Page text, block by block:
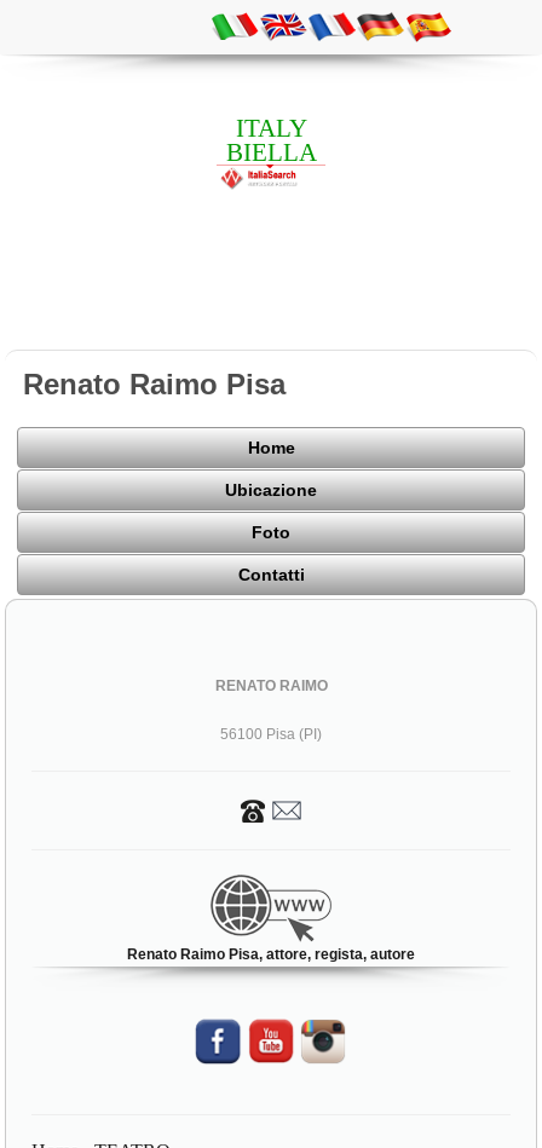
ITALY
BIELLA
Renato Raimo Pisa
Home
Ubicazione
Foto
Contatti
RENATO RAIMO
56100 Pisa (PI)
Renato Raimo Pisa, attore, regista, autore